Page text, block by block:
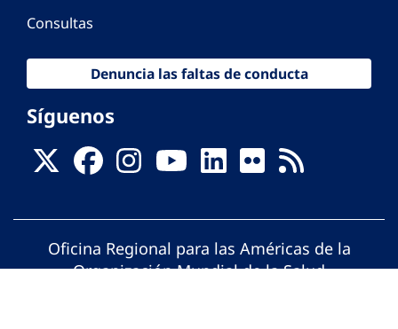
Consultas
Denuncia las faltas de conducta
Síguenos
Oficina Regional para las Américas de la
Organización Mundial de la Salud